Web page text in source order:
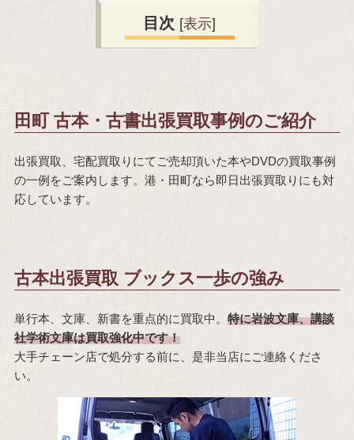
目次 [表示]
田町 古本・古書出張買取事例のご紹介
出張買取、宅配買取りにてご売却頂いた本やDVDの買取事例
の一例をご案内します。港・田町なら即日出張買取りにも対
応しています。
古本出張買取 ブックス一歩の強み
単行本、文庫、新書を重点的に買取中。 特に岩波文庫、講談
社学術文庫は買取強化中です！
大手チェーン店で処分する前に、是非当店にご連絡くださ
い。